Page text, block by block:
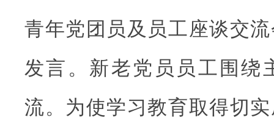
青年党团员及员工座谈交
发言。新老党员员工围绕
流。为使学习教育取得切